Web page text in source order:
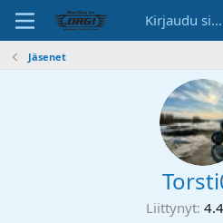
Kirjaudu sisään
Jäsenet
Liittynyt